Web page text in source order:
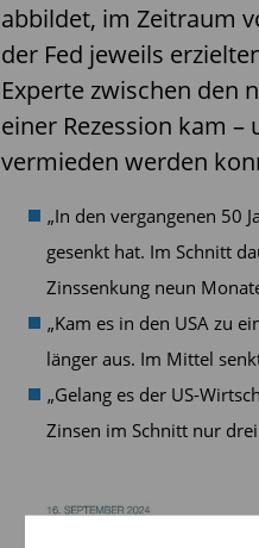
abbildet, im Zeitraum
der Fed jeweils
Experte zwischen den
einer Rezession kam
vermieden werden
„In den vergangenen 50
gesenkt hat. Im Schnitt
Zinssenkung neun
„Kam es in den USA zu
länger aus. Im Mittel
„Gelang es der US-
Zinsen im Schnitt nur